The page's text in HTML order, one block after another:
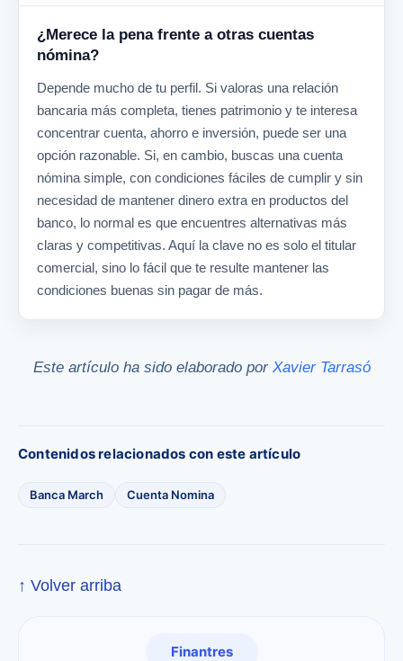
¿Merece la pena frente a otras cuentas
nómina?
Depende mucho de tu perfil. Si valoras una relación
bancaria más completa, tienes patrimonio y te interesa
concentrar cuenta, ahorro e inversión, puede ser una
opción razonable. Si, en cambio, buscas una cuenta
nómina simple, con condiciones fáciles de cumplir y sin
necesidad de mantener dinero extra en productos del
banco, lo normal es que encuentres alternativas más
claras y competitivas. Aquí la clave no es solo el titular
comercial, sino lo fácil que te resulte mantener las
condiciones buenas sin pagar de más.
Este artículo ha sido elaborado por Xavier Tarrasó
Contenidos relacionados con este artículo
Banca March Cuenta Nomina
↑ Volver arriba
Finantres